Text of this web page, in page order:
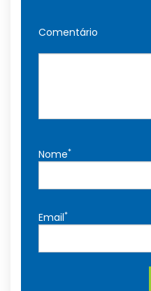
Comentário
Nome*
Email*